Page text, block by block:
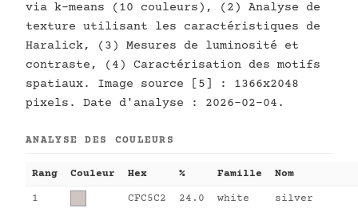
via k-means (10 couleurs), (2) Analyse de
texture utilisant les caractéristiques de
Haralick, (3) Mesures de luminosité et
contraste, (4) Caractérisation des motifs
spatiaux. Image source [5] : 1366x2048
pixels. Date d'analyse : 2026-02-04.
ANALYSE DES COULEURS
Rang Couleur Hex % Famille Nom
1 CFC5C2 24.0 white silver